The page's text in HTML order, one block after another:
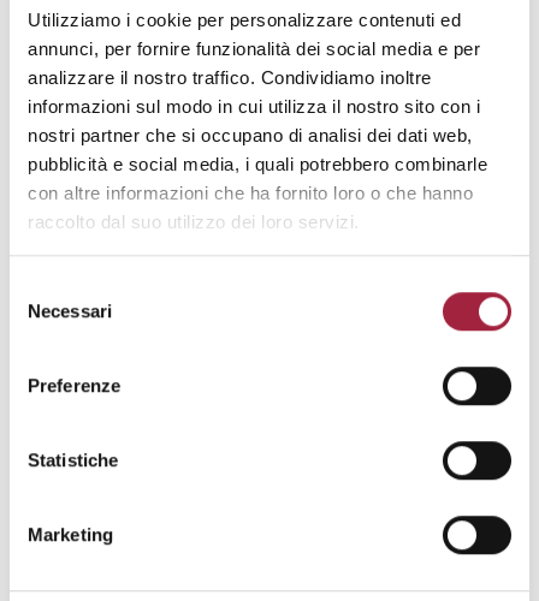
Utilizziamo i cookie per personalizzare contenuti ed
annunci, per fornire funzionalità dei social media e per
analizzare il nostro traffico. Condividiamo inoltre
informazioni sul modo in cui utilizza il nostro sito con i
nostri partner che si occupano di analisi dei dati web,
pubblicità e social media, i quali potrebbero combinarle
con altre informazioni che ha fornito loro o che hanno
raccolto dal suo utilizzo dei loro servizi.
delNecessari
Preferenze
Statistiche
Marketing
Arrivederci al 2027
La 33ª edizione si chiude con una visione chiara
per il futuro: un ecosistema dove tessuto, design,
mantenendo al centro il valore della qualità
Vi diamo appuntamento per il prossimo